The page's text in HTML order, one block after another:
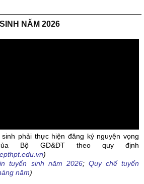
NĂM 2026
phải thực hiện đăng ký nguyện vọng
Bộ GD&ĐT theo quy định
)
tuyển sinh năm 2026; Quy chế tuyển
năm)